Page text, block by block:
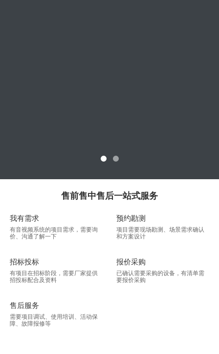
售前售中售后一站式服务
我有需求
有音视频系统的项目需求，需要询
价、沟通了解一下
预约勘测
项目需要现场勘测、场景需求确认
和方案设计
招标投标
有项目在招标阶段，需要厂家提供
招投标配合及资料
报价采购
已确认需要采购的设备，有清单需
要报价采购
售后服务
需要项目调试、使用培训、活动保
障、故障报修等